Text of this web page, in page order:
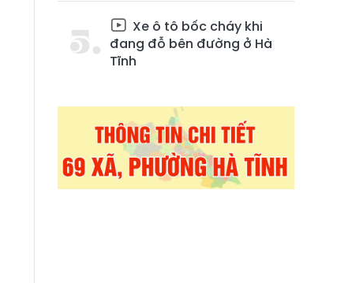
Xe ô tô bốc cháy khi
đang đỗ bên đường ở Hà
Tĩnh